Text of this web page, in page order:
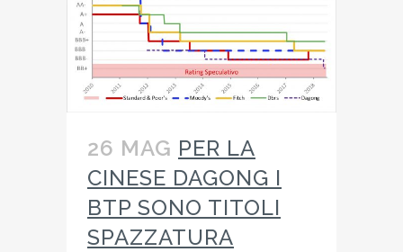
26 MAG PER LA
CINESE DAGONG I
BTP SONO TITOLI
SPAZZATURA